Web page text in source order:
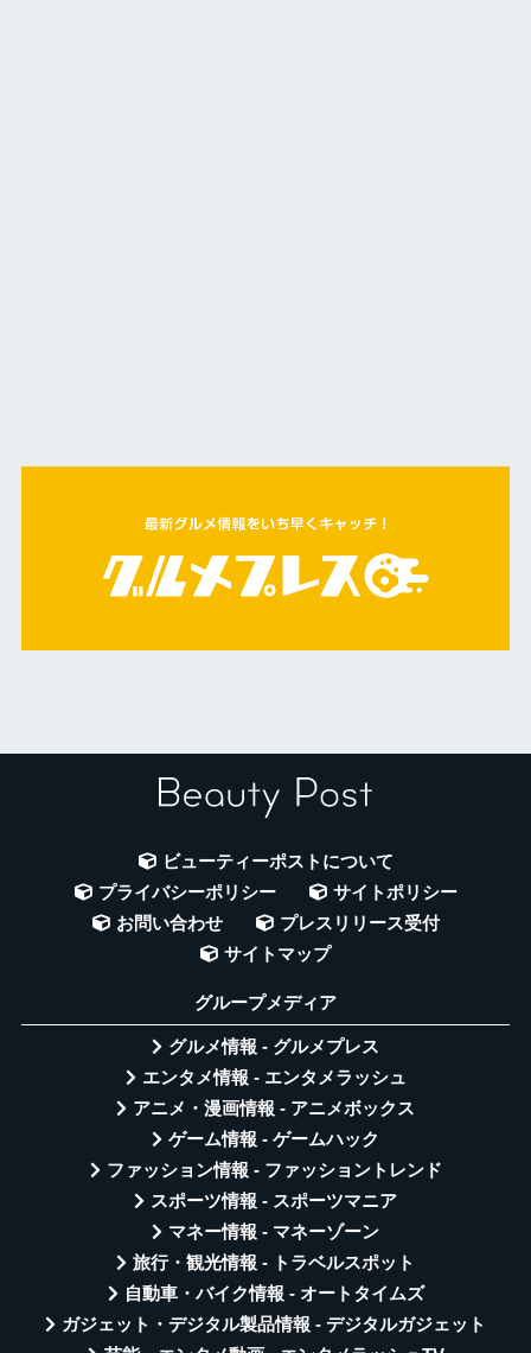
ビューティーポストについて
プライバシーポリシー
サイトポリシー
お問い合わせ
プレスリリース受付
サイトマップ
グループメディア
グルメ情報 - グルメプレス
エンタメ情報 - エンタメラッシュ
アニメ・漫画情報 - アニメボックス
ゲーム情報 - ゲームハック
ファッション情報 - ファッショントレンド
スポーツ情報 - スポーツマニア
マネー情報 - マネーゾーン
旅行・観光情報 - トラベルスポット
自動車・バイク情報 - オートタイムズ
ガジェット・デジタル製品情報 - デジタルガジェット